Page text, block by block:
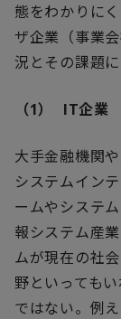
態をわかりに
ザ企業（事業
況とその課題
（1） IT企業
大手金融機関
システムイン
ームやシステ
報システム産
ムが現在の社
野といっても
ではない。例